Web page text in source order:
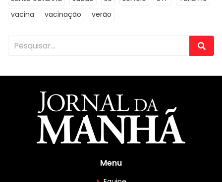
vacina
vacinação verão
Menu